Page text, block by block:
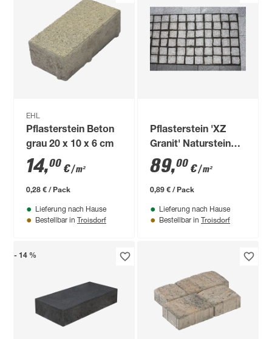
EHL
Pflasterstein Beton
grau 20 x 10 x 6 cm
14,00 €/ m²
0,28 € / Pack
Lieferung nach Hause
Bestellbar in Troisdorf
Pflasterstein 'XZ
Granit' Naturstein
grauweiß 9 x 9 x 6
cm
89,00 €/ m²
0,89 € / Pack
Lieferung nach Hause
Bestellbar in Troisdorf
- 14 %